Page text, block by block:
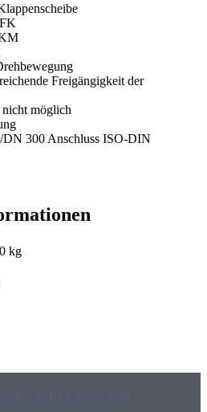
Freigängigkeit der
möglich
300 Anschluss ISO-DIN
kg